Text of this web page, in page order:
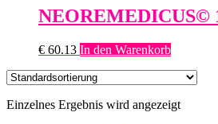
NEOREMEDICUS©
€ 60.13 In den Warenkorb
Einzelnes Ergebnis wird angezeigt